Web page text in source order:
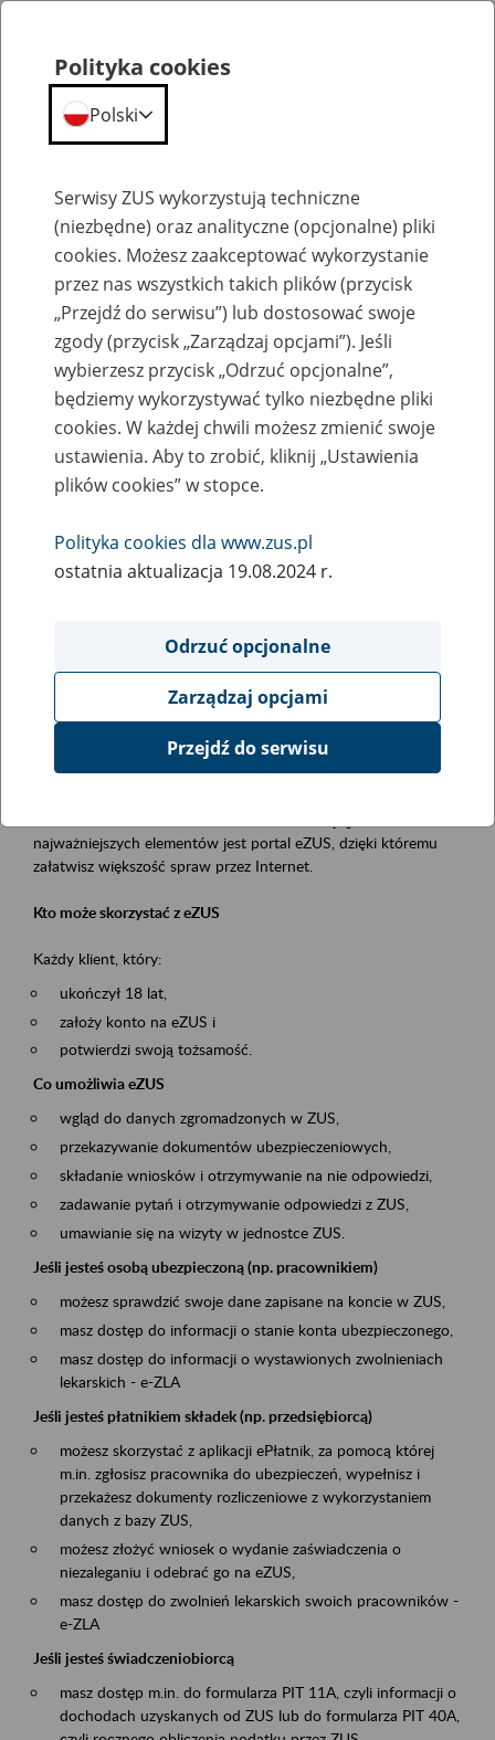
Szkolenia
Zaproś ZUS do siebie - zakładanie profili
eZUS w siedzibie Twojej firmy
Rodzaj wydarzenia
Szkolenia
Obszar merytoryczny
obsługa klientów
Opis wydarzenia
Platforma Usług Elektronicznych ZUS eZUS
najważniejszych elementów jest portal eZUS, dzięki któremu
załatwisz większość spraw przez Internet.
Kto może skorzystać z eZUS
Każdy klient, który:
ukończył 18 lat,
założy konto na eZUS i
potwierdzi swoją tożsamość.
Co umożliwia eZUS
wgląd do danych zgromadzonych w ZUS,
przekazywanie dokumentów ubezpieczeniowych,
składanie wniosków i otrzymywanie na nie odpowiedzi,
zadawanie pytań i otrzymywanie odpowiedzi z ZUS,
umawianie się na wizyty w jednostce ZUS.
Jeśli jesteś osobą ubezpieczoną (np. pracownikiem)
możesz sprawdzić swoje dane zapisane na koncie w ZUS,
masz dostęp do informacji o stanie konta ubezpieczonego,
masz dostęp do informacji o wystawionych zwolnieniach
lekarskich - e-ZLA
Jeśli jesteś płatnikiem składek (np. przedsiębiorcą)
możesz skorzystać z aplikacji ePłatnik, za pomocą której
m.in. zgłosisz pracownika do ubezpieczeń, wypełnisz i
przekażesz dokumenty rozliczeniowe z wykorzystaniem
danych z bazy ZUS,
możesz złożyć wniosek o wydanie zaświadczenia o
niezaleganiu i odebrać go na eZUS,
masz dostęp do zwolnień lekarskich swoich pracowników -
e-ZLA
Jeśli jesteś świadczeniobiorcą
masz dostęp m.in. do formularza PIT 11A, czyli informacji o
dochodach uzyskanych od ZUS lub do formularza PIT 40A,
Polityka cookies
Polski
Serwisy ZUS wykorzystują techniczne
(niezbędne) oraz analityczne (opcjonalne) pliki
cookies. Możesz zaakceptować wykorzystanie
przez nas wszystkich takich plików (przycisk
„Przejdź do serwisu”) lub dostosować swoje
zgody (przycisk „Zarządzaj opcjami”). Jeśli
wybierzesz przycisk „Odrzuć opcjonalne”,
będziemy wykorzystywać tylko niezbędne pliki
cookies. W każdej chwili możesz zmienić swoje
ustawienia. Aby to zrobić, kliknij „Ustawienia
plików cookies” w stopce.
Polityka cookies dla www.zus.pl
ostatnia aktualizacja 19.08.2024 r.
Odrzuć opcjonalne
Zarządzaj opcjami
Przejdź do serwisu